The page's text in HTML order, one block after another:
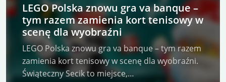
LEGO Polska znowu gra va banque –
tym razem zamienia kort tenisowy w
scenę dla wyobraźni
LEGO Polska znowu gra va banque – tym razem
zamienia kort tenisowy w scenę dla wyobraźni.
Świąteczny Secik to miejsce,…